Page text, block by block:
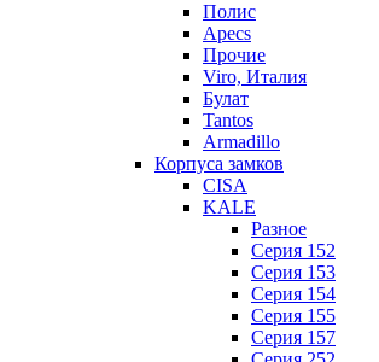
Полис
Apecs
Прочие
Viro, Италия
Булат
Tantos
Armadillo
Корпуса замков
CISA
KALE
Разное
Серия 152
Серия 153
Серия 154
Серия 155
Серия 157